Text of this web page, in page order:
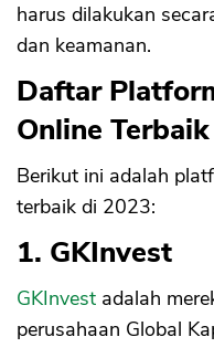
harus dilakukan
dan keamanan.
Daftar
Online Terbaik
Berikut ini adalah
terbaik di 2023:
1. GKInvest
GKInvest adalah
perusahaan Global